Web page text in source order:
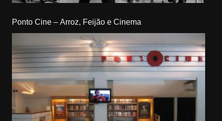
Ponto Cine – Arroz, Feijão e Cinema